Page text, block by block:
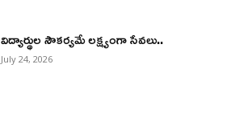
విద్యార్థుల సౌకర్యమే లక్ష్యంగా సేవలు..
July 24, 2026